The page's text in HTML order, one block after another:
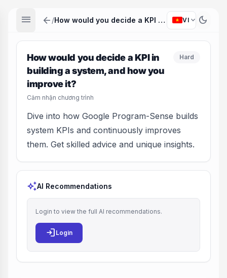
menu arrow_back / How would you decide a KPI in building a system, and how you improve it? VI expand_more dark_mode
How would you decide a KPI in
building a system, and how you
improve it?
Cảm nhận chương trình
Hard
Dive into how Google Program-Sense builds
system KPIs and continuously improves
them. Get skilled advice and unique insights.
auto_awesomeAI Recommendations
Login to view the full AI recommendations.
login Login